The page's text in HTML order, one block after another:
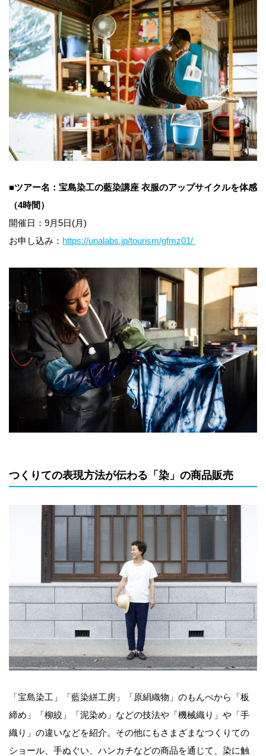
■ツアー名：宝島染工の藍染講座 衣服のアップサイクルを体感
（4時間）
開催日：9月5日(月)
お申し込み： https://unalabs.jp/tourism/gfmz01/
つくりての表現方法が伝わる「染」の商品販売
「宝島染工」「藍染絣工房」「原絹織物」のもんぺから「板
締め」「柳絞」「泥染め」などの技法や「機械織り」や「手
織り」の違いなどを紹介。その他にもさまざまなつくりての
ショール、手ぬぐい、ハンカチなどの商品を通じて、染に触